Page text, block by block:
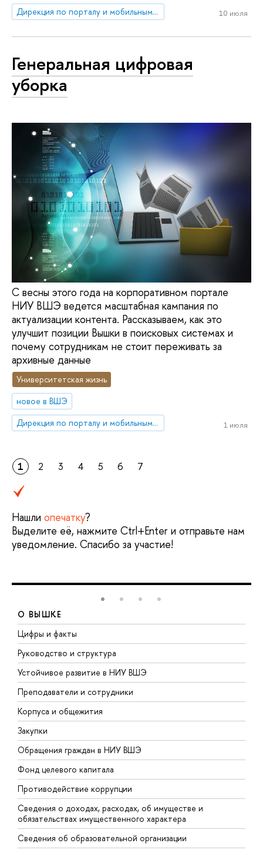
Дирекция по порталу и мобильным приложениям
10 июля
Генеральная цифровая
уборка
С весны этого года на корпоративном портале
НИУ ВШЭ ведется масштабная кампания по
актуализации контента. Рассказываем, как это
улучшит позиции Вышки в поисковых системах и
почему сотрудникам не стоит переживать за
архивные данные
Университетская жизнь
новое в ВШЭ
Дирекция по порталу и мобильным приложениям
1 июля
1 2 3 4 5 6 7
Нашли опечатку?
Выделите её, нажмите Ctrl+Enter и отправьте нам
уведомление. Спасибо за участие!
О ВЫШКЕ
Цифры и факты
Руководство и структура
Устойчивое развитие в НИУ ВШЭ
Преподаватели и сотрудники
Корпуса и общежития
Закупки
Обращения граждан в НИУ ВШЭ
Фонд целевого капитала
Противодействие коррупции
Сведения о доходах, расходах, об имуществе и
обязательствах имущественного характера
Сведения об образовательной организации